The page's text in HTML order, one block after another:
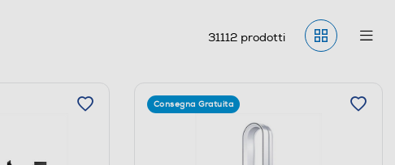
31112prodotti
Consegna Gratuita